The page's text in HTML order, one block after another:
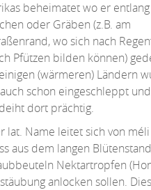
beheimatet wo er
oder Gräben (z.B. am
wo sich nach
Pfützen bilden können)
(wärmeren) Ländern
schon eingeschleppt und
dort prächtig.
lat. Name leitet sich von
aus dem langen
Nektartropfen
anlocken sollen.